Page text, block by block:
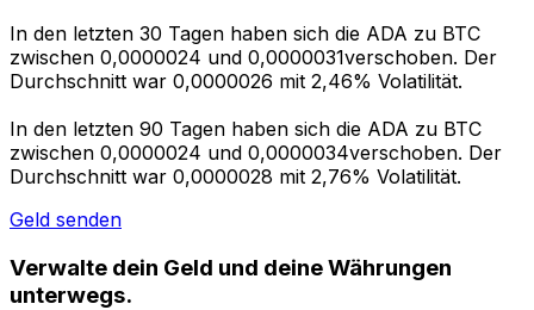
In den letzten 30 Tagen haben sich die ADA zu BTC
zwischen 0,0000024 und 0,0000031verschoben. Der
Durchschnitt war 0,0000026 mit 2,46% Volatilität.
In den letzten 90 Tagen haben sich die ADA zu BTC
zwischen 0,0000024 und 0,0000034verschoben. Der
Durchschnitt war 0,0000028 mit 2,76% Volatilität.
Geld senden
Verwalte dein Geld und deine Währungen
unterwegs.